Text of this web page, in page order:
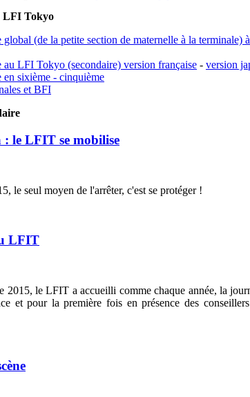
LFI Tokyo
global (de la petite section de maternelle à la terminale)
au LFI Tokyo (secondaire) version française - version
en sixième - cinquième
et BFI
le LFIT se mobilise
le seul moyen de l'arrêter, c'est se protéger !
LFIT
2015, le LFIT a accueilli comme chaque année, la
et pour la première fois en présence des